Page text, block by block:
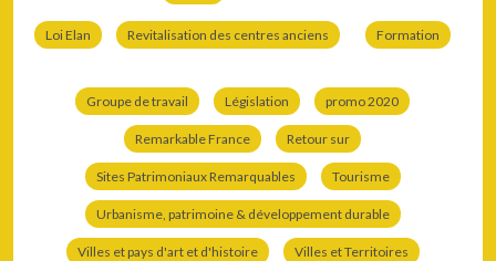
Loi Elan Revitalisation des centres anciens Formation
Groupe de travail Législation promo 2020
Remarkable France Retour sur
Sites Patrimoniaux Remarquables Tourisme
Urbanisme, patrimoine & développement durable
Villes et pays d'art et d'histoire Villes et Territoires